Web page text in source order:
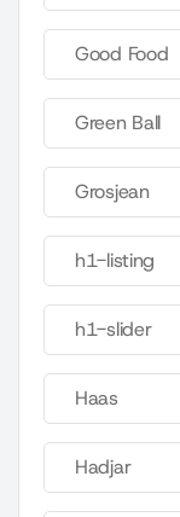
Good Food
Green Ball
Grosjean
h1-listing
h1-slider
Haas
Hadjar